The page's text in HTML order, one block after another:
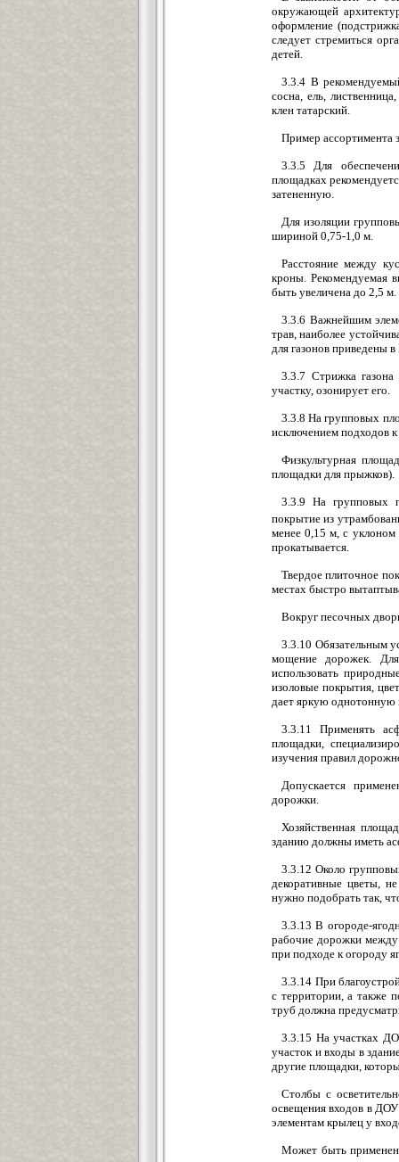
окружающей
оформление
следует стремиться
детей.
3.3.4 В
сосна, ель,
клен татарский.
Пример ассортимента
3.3.5 Для
площадках
затененную.
Для изоляции
шириной 0,75-1,0 м.
Расстояние между
кроны. Рекомендуемая
быть увеличена до 2,5 м.
3.3.6 Важнейшим
трав, наиболее
для газонов приведены
3.3.7 Стрижка газона
участку, озонирует его.
3.3.8 На групповых
исключением подходов
Физкультурная
площадки для прыжков).
3.3.9 На групповых
покрытие из
менее 0,15 м, с уклоном
прокатывается.
Твердое плиточное
местах быстро
Вокруг песочных
3.3.10 Обязательным
мощение дорожек.
использовать
изоловые покрытия,
дает яркую однотонную
3.3.11 Применять
площадки,
изучения правил
Допускается
дорожки.
Хозяйственная
зданию должны иметь
3.3.12 Около
декоративные цветы,
нужно подобрать так,
3.3.13 В огороде-
рабочие дорожки
при подходе к огороду
3.3.14 При
с территории, а также
труб должна
3.3.15 На участках
участок и входы в
другие площадки,
Столбы с
освещения входов в ДОУ
элементам крылец у
Может быть